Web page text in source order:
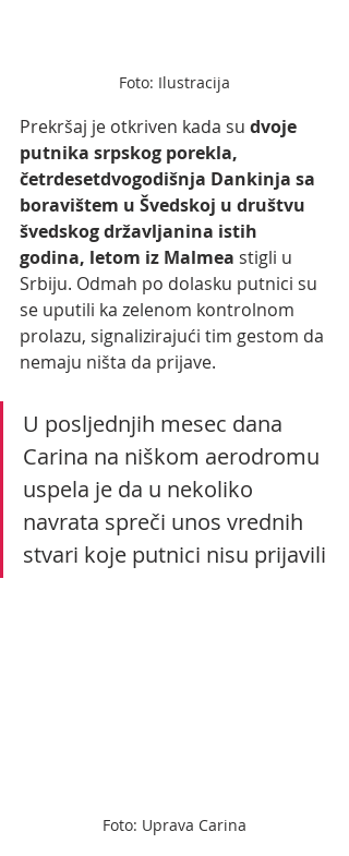
Foto: Ilustracija
Prekršaj je otkriven kada su dvoje
putnika srpskog porekla,
četrdesetdvogodišnja Dankinja sa
boravištem u Švedskoj u društvu
švedskog državljanina istih
godina, letom iz Malmea stigli u
Srbiju. Odmah po dolasku putnici su
se uputili ka zelenom kontrolnom
prolazu, signalizirajući tim gestom da
nemaju ništa da prijave.
U posljednjih mesec dana
Carina na niškom aerodromu
uspela je da u nekoliko
navrata spreči unos vrednih
stvari koje putnici nisu prijavili
Foto: Uprava Carina